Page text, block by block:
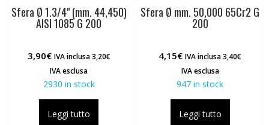
Sfera Ø 1.3/4" (mm. 44,450)
AISI 1085 G 200
3,90€ IVA inclusa3,20€
IVA esclusa
2930 in stock
Leggi tutto
Sfera Ø mm. 50,000 65Cr2 G
200
4,15€ IVA inclusa3,40€
IVA esclusa
947 in stock
Leggi tutto